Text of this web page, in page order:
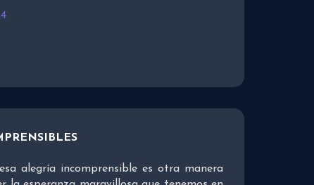
alegría incomprensible es otra manera